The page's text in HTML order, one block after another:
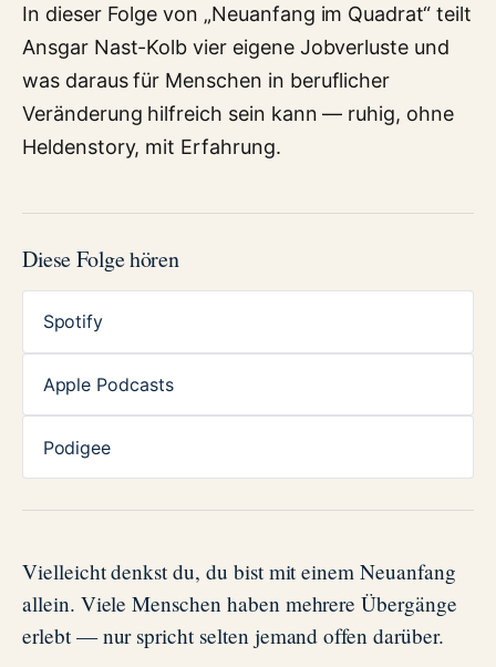
In dieser Folge von „Neuanfang im Quadrat“ teilt
Ansgar Nast-Kolb vier eigene Jobverluste und
was daraus für Menschen in beruflicher
Veränderung hilfreich sein kann — ruhig, ohne
Heldenstory, mit Erfahrung.
Diese Folge hören
Spotify
Apple Podcasts
Podigee
Vielleicht denkst du, du bist mit einem Neuanfang
allein. Viele Menschen haben mehrere Übergänge
erlebt — nur spricht selten jemand offen darüber.